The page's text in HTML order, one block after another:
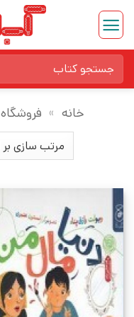
Skip
content
برای:
خانه » فروشگاه